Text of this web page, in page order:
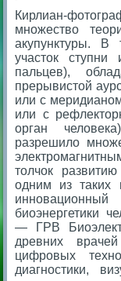
Кирлиан-
множество
акупунктуры. В
участок ступни
пальцев),
прерывистой
или с
или с
орган
разрешило
толчок
одним из таких
биоэнергетики
— ГРВ
древних
цифровых
диагностики,